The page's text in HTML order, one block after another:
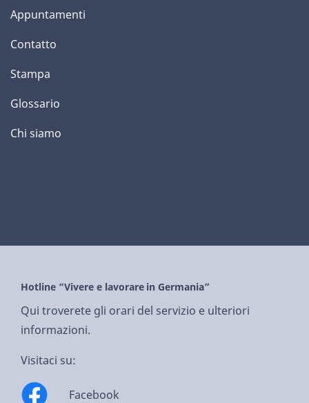
Appuntamenti
Contatto
Stampa
Glossario
Chi siamo
Hotline “Vivere e lavorare in Germania”
Qui troverete gli orari del servizio e ulteriori
informazioni.
Visitaci su:
Facebook